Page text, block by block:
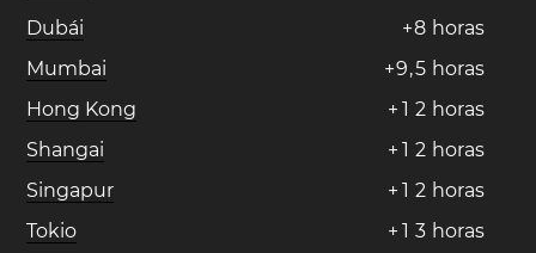
Dubái
+8 horas
Mumbai
+9,5 horas
Hong Kong
+ 1 2 horas
Shangai
+ 1 2 horas
Singapur
+ 1 2 horas
Tokio
+ 1 3 horas